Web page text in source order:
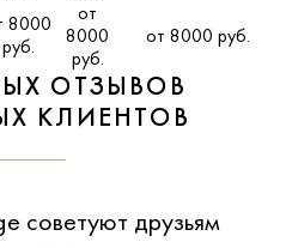
8000
руб.
от
8000
руб.
от 8000 руб.
ОТЗЫВОВ
КЛИЕНТОВ
советуют друзьям